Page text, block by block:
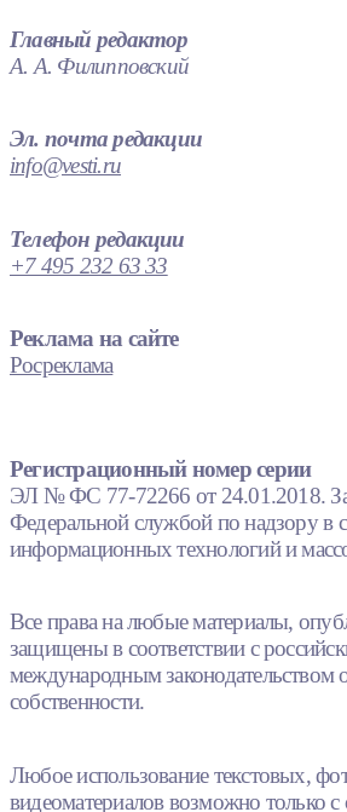
Главный редактор
А. А. Филипповский
Эл. почта редакции
info@vesti.ru
Телефон редакции
+7 495 232 63 33
Реклама на сайте
Росреклама
Регистрационный номер серии
ЭЛ № ФС 77-72266 от 24.01.2018.
Федеральной службой по надзору в
информационных технологий и
Все права на любые материалы,
защищены в соответствии с
международным законодательством
собственности.
Любое использование текстовых,
видеоматериалов возможно только с